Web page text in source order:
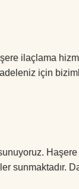
ilaçlama
için
sunmaktadır.